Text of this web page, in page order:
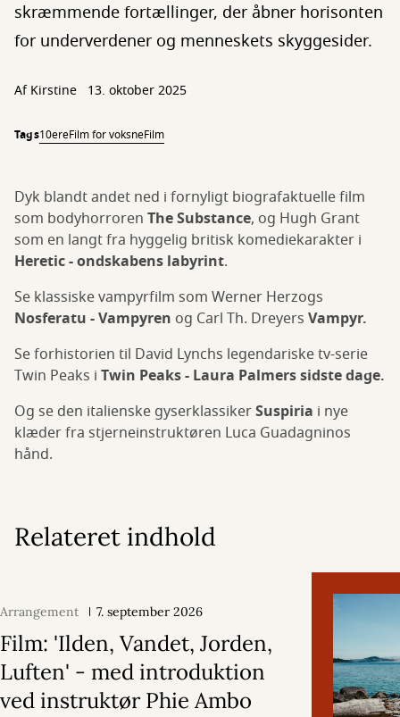
skræmmende fortællinger, der åbner horisonten
for underverdener og menneskets skyggesider.
Af Kirstine 13. oktober 2025
Tags10ereFilm for voksneFilm
Dyk blandt andet ned i fornyligt biografaktuelle film
som bodyhorroren The Substance, og Hugh Grant
som en langt fra hyggelig britisk komediekarakter i
Heretic - ondskabens labyrint.
Se klassiske vampyrfilm som Werner Herzogs
Nosferatu - Vampyren og Carl Th. Dreyers Vampyr.
Se forhistorien til David Lynchs legendariske tv-serie
Twin Peaks i Twin Peaks - Laura Palmers sidste dage.
Og se den italienske gyserklassikerSuspiria i nye
klæder fra stjerneinstruktøren Luca Guadagninos
hånd.
Relateret indhold
Arrangement 7. september 2026
Film: 'Ilden, Vandet, Jorden,
Luften' - med introduktion
ved instruktør Phie Ambo